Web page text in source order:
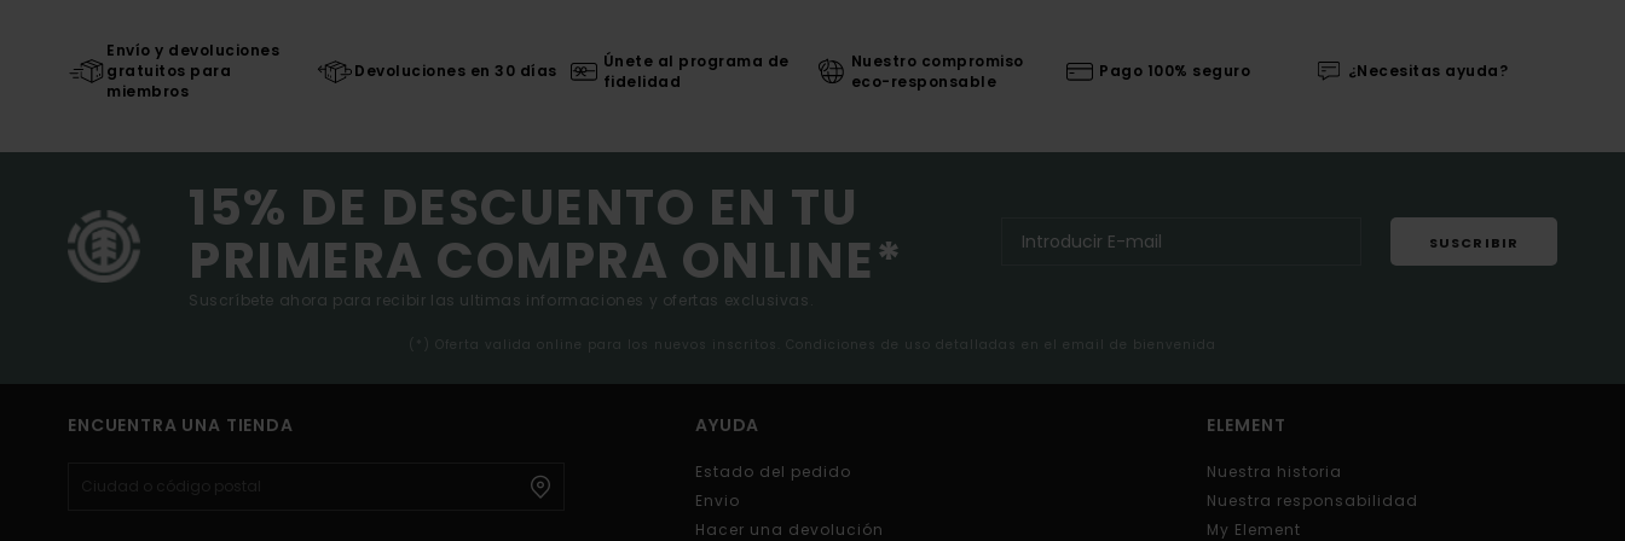
Envío y devoluciones
gratuitos para
miembros
Devoluciones en 30 días
Únete al programa de
fidelidad
Nuestro compromiso
eco-responsable
Pago 100% seguro ¿Necesitas ayuda?
15% DE DESCUENTO EN TU
PRIMERA COMPRA ONLINE*
Suscríbete ahora para recibir las ultimas informaciones y ofertas exclusivas.
SUSCRIBIR
(*) Oferta valida online para los nuevos inscritos. Condiciones de uso detalladas en el email de bienvenida
ENCUENTRA UNA TIENDA AYUDA
Estado del pedido
Envio
Hacer una devolución
ELEMENT
Nuestra historia
Nuestra responsabilidad
My Element